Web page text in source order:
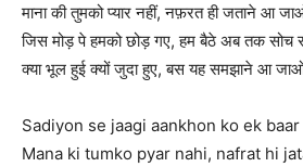
माना की तुमको प्यार नहीं, नफ़रत ही जताने आ
जिस मोड़ पे हमको छोड़ गए, हम बैठे अब तक सोच
क्या भूल हुई क्यों जुदा हुए, बस यह समझाने आ
Sadiyon se jaagi aankhon ko ek
Mana ki tumko pyar nahi, nafrat hi